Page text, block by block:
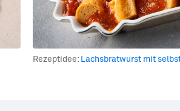
Rezeptidee: Lachsbratwurst mit